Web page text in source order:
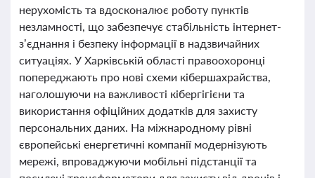
нерухомість та вдосконалює роботу пунктів
незламності, що забезпечує стабільність інтернет-
з’єднання і безпеку інформації в надзвичайних
ситуаціях. У Харківській області правоохоронці
попереджають про нові схеми кібершахрайства,
наголошуючи на важливості кібергігієни та
використання офіційних додатків для захисту
персональних даних. На міжнародному рівні
європейські енергетичні компанії модернізують
мережі, впроваджуючи мобільні підстанції та